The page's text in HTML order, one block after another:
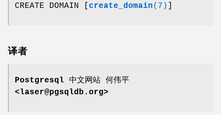
CREATE DOMAIN [ create_domain(7)
译者
Postgresql 中文网站 何伟平
<laser@pgsqldb.org>